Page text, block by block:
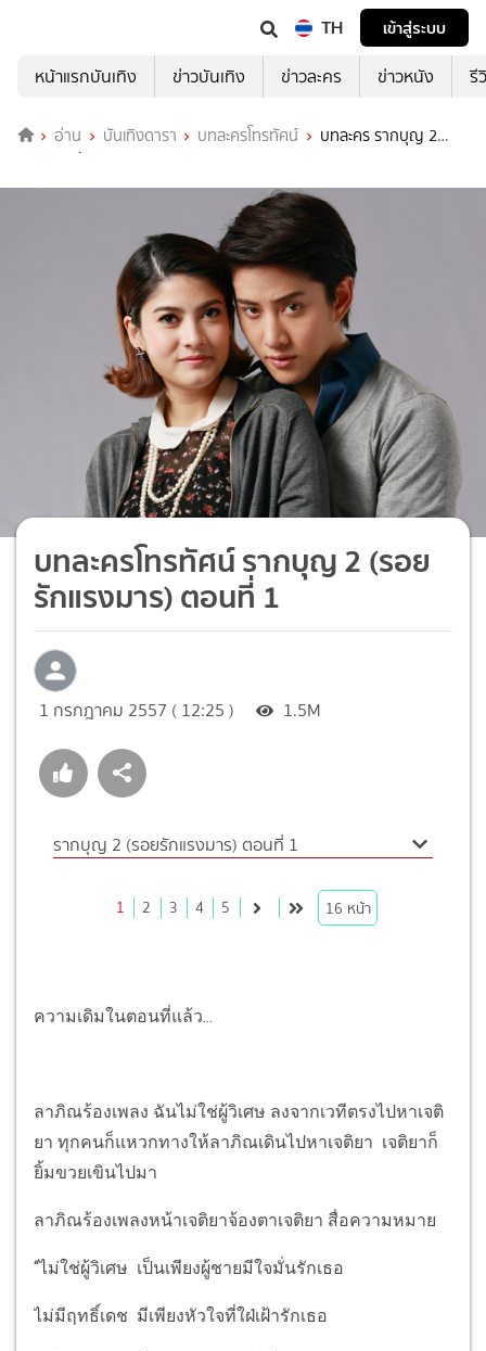
TH
เข้าสู่ระบบ
หน้าแรกบันเทิง
ข่าวบันเทิง ข่าวละคร ข่าวหนัง รี
อ่าน บันเทิงดารา บทละครโทรทัศน์
บทละคร รากบุญ 2
ตอน รอยรัก แรงมาร
บทละครโทรทัศน์ รากบุญ 2 (รอย
รักแรงมาร) ตอนที่ 1
1 กรกฎาคม 2557 ( 12:25 ) 1.5M
รากบุญ 2 (รอยรักแรงมาร) ตอนที่ 1
1 2 3 4 5 16 หน้า
ความเดิมในตอนที่แล้ว...
ลาภิณร้องเพลง ฉันไม่ใช่ผู้วิเศษ ลงจากเวทีตรงไปหาเจติ
ยา ทุกคนก็แหวกทางให้ลาภิณเดินไปหาเจติยา เจติยาก็
ยิ้มขวยเขินไปมา
ลาภิณร้องเพลงหน้าเจติยาจ้องตาเจติยา สื่อความหมาย
“ไม่ใช่ผู้วิเศษ เป็นเพียงผู้ชายมีใจมั่นรักเธอ
ไม่มีฤทธิ์เดช มีเพียงหัวใจที่ใฝ่เฝ้ารักเธอ